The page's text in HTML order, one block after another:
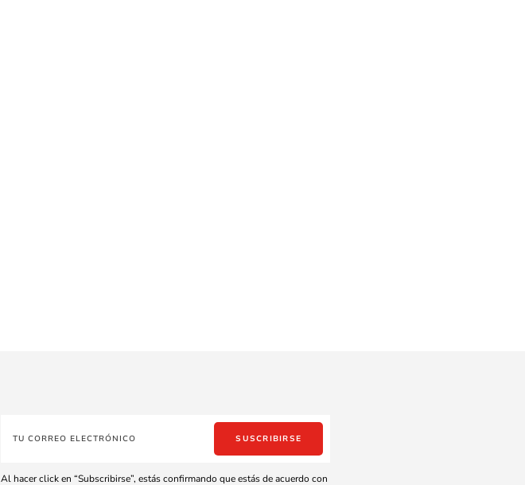
SUSCRIBIRSE
Al hacer click en “Subscribirse”, estás confirmando que estás de acuerdo con